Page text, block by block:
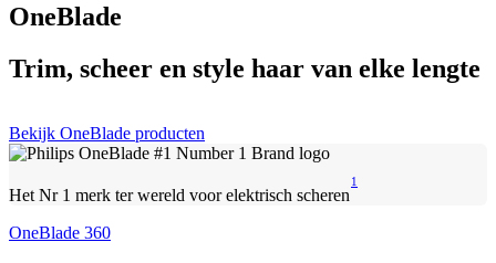
OneBlade
Trim, scheer en style haar van elke lengte
Bekijk OneBlade producten
Het Nr 1 merk ter wereld voor elektrisch scheren
1
OneBlade 360